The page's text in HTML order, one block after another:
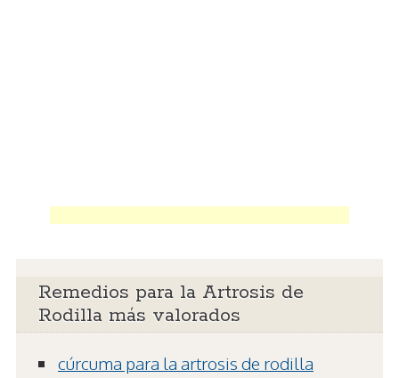
Remedios para la Artrosis de
Rodilla más valorados
cúrcuma para la artrosis de rodilla